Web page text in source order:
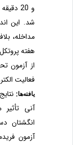
و 20
شد.این
مداخله،
هفته پروتکل
از آزمون
فعالیت
یافته‌ها:نتایج
آنی تأثیر
انگشتان
آزمون